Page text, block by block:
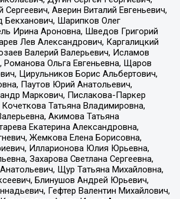
Аверин Виталий Евгеньевич,
Бекханович, Шарипков Олег
Ирина Ароновна, Шведов Григорий
Лев Александрович, Каргалицкий
Валерий Валерьевич, Исламов
Романова Ольга Евгеньевна, Щаров
Цирульников Борис Альбертович,
Паутов Юрий Анатольевич,
Маркович, Пислакова-Паркер
Татьяна Владимировна,
Акимова Татьяна
Екатерина Александровна,
Жемкова Елена Борисовна,
Илларионова Юлия Юрьевна,
Захарова Светлана Сергеевна,
Щур Татьяна Михайловна,
Блинушов Андрей Юрьевич,
Гефтер Валентин Михайлович,